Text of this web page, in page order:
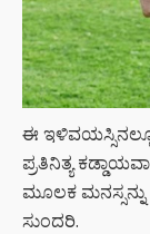
ಈ ಇಳಿವಯಸ್ಸಿನಲ್ಲೂ
ಪ್ರತಿನಿತ್ಯ
ಮೂಲಕ ಮನಸ್ಸನ್ನು
ಸುಂದರಿ.